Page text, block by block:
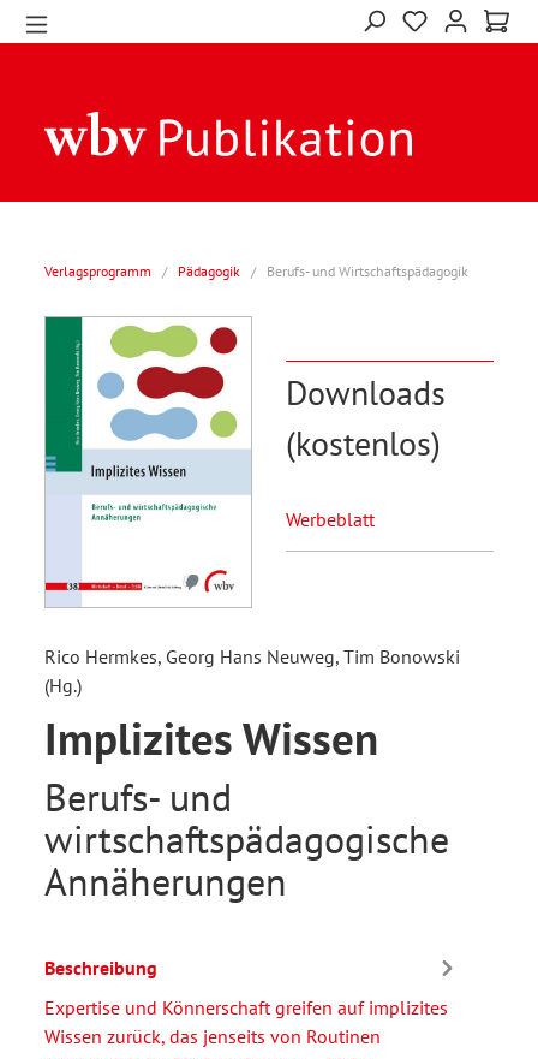
Verlagsprogramm / Pädagogik / Berufs- und Wirtschaftspädagogik
Downloads
(kostenlos)
Werbeblatt
Rico Hermkes, Georg Hans Neuweg, Tim Bonowski
(Hg.)
Implizites Wissen
Berufs- und
wirtschaftspädagogische
Annäherungen
Beschreibung
Expertise und Könnerschaft greifen auf implizites
Wissen zurück, das jenseits von Routinen